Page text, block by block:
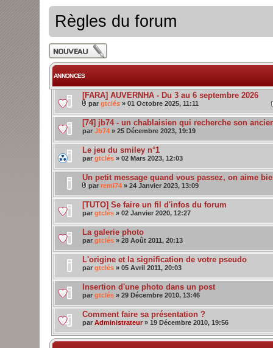
Règles du forum
Publier un nouveau
sujet
ANNONCES
[FARA] AUVERNHA - Du 3 au 6 septembre 2026
par gtclés » 01 Octobre 2025, 11:11
[74] jb74 - un chablaisien qui recherche son
par Jb74 » 25 Décembre 2023, 19:19
Le jeu du smiley n°1
par gtclés » 02 Mars 2023, 12:03
Un petit message quand vous passez, on aime
par remi74 » 24 Janvier 2023, 13:09
[TUTO] Se faire un fil d'infos du forum
par gtclés » 02 Janvier 2020, 12:27
La galerie photo
par gtclés » 28 Août 2011, 20:13
L'origine et la signification de votre pseudo
par gtclés » 05 Avril 2011, 20:03
Insertion d'une photo dans un post
par gtclés » 29 Décembre 2010, 13:46
Comment faire sa présentation ?
par Administrateur » 19 Décembre 2010, 19:56